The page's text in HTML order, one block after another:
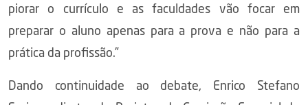
piorar o currículo e as faculdades vão focar em
preparar o aluno apenas para a prova e não para a
prática da profissão.”
Dando continuidade ao debate, Enrico Stefano